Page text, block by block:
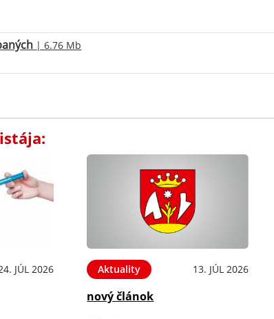
| 6.76 Mb
JÚL 2026 Aktuality 13. JÚL 2026
nový článok